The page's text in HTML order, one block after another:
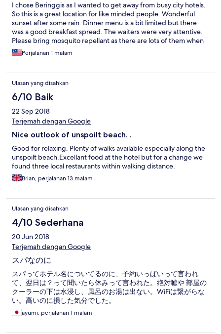
I chose Beringgis as I wanted to get away from busy city hotels.
So this is a great location for like minded people. Wonderful
sunset after some rain. Dinner menu is a bit limited but there
was a good breakfast spread. The waiters were very attentive.
Please bring mosquito repellant as there are lots of them when
out and about. The spa was a bit disappointing. Closed on
Tuesday which is the day I arrived. But the reception staff
day and arranged late check-out. Although massage was good,
there was only one room with 3 couches. I would not have felt
comfortable if there were other guests on the adjacent couch.
Perjalanan 1 malam
Ulasan yang disahkan
6/10 Baik
22 Sep 2018
Terjemah dengan Google
Nice outlook of unspoilt beach. .
Good for relaxing. Plenty of walks available especially along the
unspoilt beach.Excellant food at the hotel but for a change we
found three local restaurants within walking distance.
Brian, perjalanan 13 malam
Ulasan yang disahkan
4/10 Sederhana
20 Jun 2018
Terjemah dengan Google
スパなのに
スパってホテル名についてるのに、予約いっぱいって言われ
て、翌日は？って聞いたら休みって言われた。絶対嘘や 部屋の
クーラーの下は水浸し、風呂のお湯は出ない。WiFiは繋がらな
い。高いのに損した気分でした。
ayumi, perjalanan 1 malam